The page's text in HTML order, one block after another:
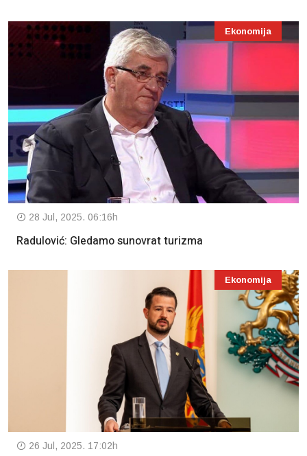
Ekonomija
28 Jul, 2025. 06:16h
Radulović: Gledamo sunovrat turizma
Ekonomija
26 Jul, 2025. 17:02h